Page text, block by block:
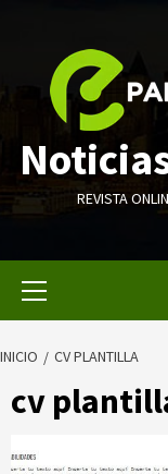
contenido
REVISTA
INICIO CV PLANTILLA
cv